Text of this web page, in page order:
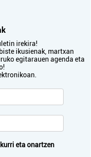
irekira!
ikusienak, martxan
egitarauen agenda eta
eta onartzen